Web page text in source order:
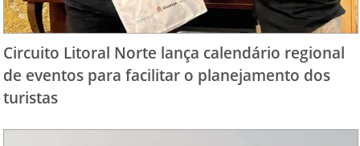
Circuito Litoral Norte lança calendário regional
de eventos para facilitar o planejamento dos
turistas